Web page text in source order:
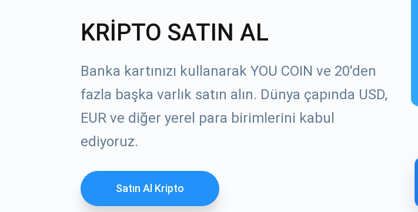
KRİPTO SATIN AL
Banka kartınızı kullanarak YOU COIN ve 20'den
fazla başka varlık satın alın. Dünya çapında USD,
EUR ve diğer yerel para birimlerini kabul
ediyoruz.
Satın Al Kripto